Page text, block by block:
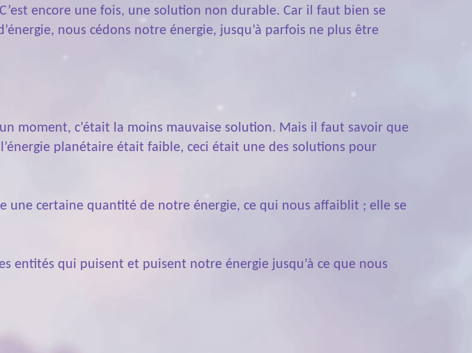
encore une fois, une solution non durable. Car il faut bien se
nous cédons notre énergie, jusqu’à parfois ne plus être
moment, c’était la moins mauvaise solution. Mais il faut savoir que
planétaire était faible, ceci était une des solutions pour
une certaine quantité de notre énergie, ce qui nous affaiblit ; elle se
entités qui puisent et puisent notre énergie jusqu’à ce que nous